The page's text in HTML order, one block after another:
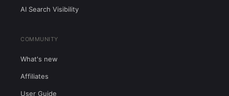
AI Search Visibility
COMMUNITY
What's new
Affiliates
User Guide